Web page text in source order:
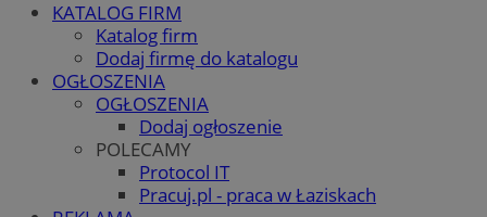
KATALOG FIRM
Katalog firm
Dodaj firmę do katalogu
OGŁOSZENIA
OGŁOSZENIA
Dodaj ogłoszenie
POLECAMY
Protocol IT
Pracuj.pl - praca w Łaziskach